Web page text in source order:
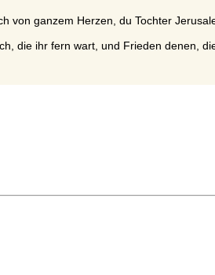
ganzem Herzen, du Tochter
die ihr fern wart, und Frieden denen,